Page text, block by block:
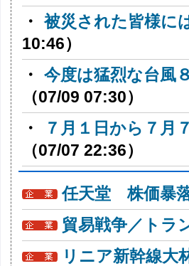
・ 被災された皆様に
10:46）
・ 今度は猛烈な台風
（07/09 07:30）
・
７月１日から７月
（07/07 22:36）
任天堂 株価暴
貿易戦争／トラ
リニア新幹線大